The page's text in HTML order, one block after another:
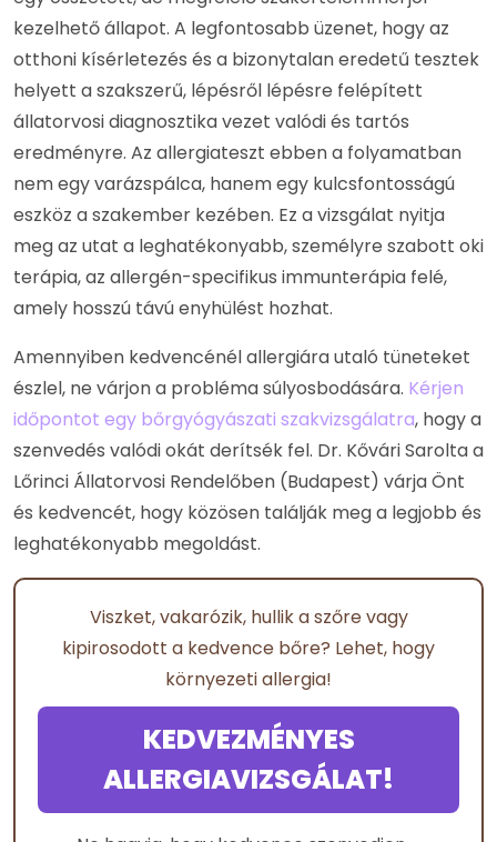
kezelhető állapot. A legfontosabb üzenet, hogy az
otthoni kísérletezés és a bizonytalan eredetű tesztek
helyett a szakszerű, lépésről lépésre felépített
állatorvosi diagnosztika vezet valódi és tartós
eredményre. Az allergiateszt ebben a folyamatban
nem egy varázspálca, hanem egy kulcsfontosságú
eszköz a szakember kezében. Ez a vizsgálat nyitja
meg az utat a leghatékonyabb, személyre szabott oki
terápia, az allergén-specifikus immunterápia felé,
amely hosszú távú enyhülést hozhat.
Amennyiben kedvencénél allergiára utaló tüneteket
észlel, ne várjon a probléma súlyosbodására. Kérjen
időpontot egy bőrgyógyászati szakvizsgálatra, hogy a
szenvedés valódi okát derítsék fel. Dr. Kővári Sarolta a
Lőrinci Állatorvosi Rendelőben (Budapest) várja Önt
és kedvencét, hogy közösen találják meg a legjobb és
leghatékonyabb megoldást.
Viszket, vakarózik, hullik a szőre vagy
kipirosodott a kedvence bőre? Lehet, hogy
környezeti allergia!
KEDVEZMÉNYES
ALLERGIAVIZSGÁLAT!